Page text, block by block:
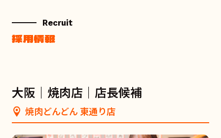
Recruit
採用情報
大阪｜焼肉店｜店長候補
焼肉どんどん 東通り店